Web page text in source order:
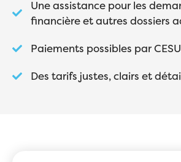
Une assistance pour les
financière et autres dossiers
Paiements possibles par CESU
Des tarifs justes, clairs et